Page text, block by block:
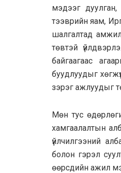
мэдээг
тээврийн яам,
шалгалтад
төвтэй
байгаагаас
буудлуудыг
зэрэг ажлуудыг
Мөн тус
хамгаалалтын
үйлчилгээний
болон гэрэл
өөрсдийн ажил